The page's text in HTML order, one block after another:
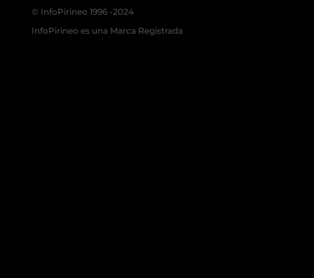
© InfoPirineo 1996 -2024
InfoPirineo es una Marca Registrada